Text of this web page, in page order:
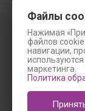
Файлы
Нажимая
файлов
навигации,
маркетинга.
Политика